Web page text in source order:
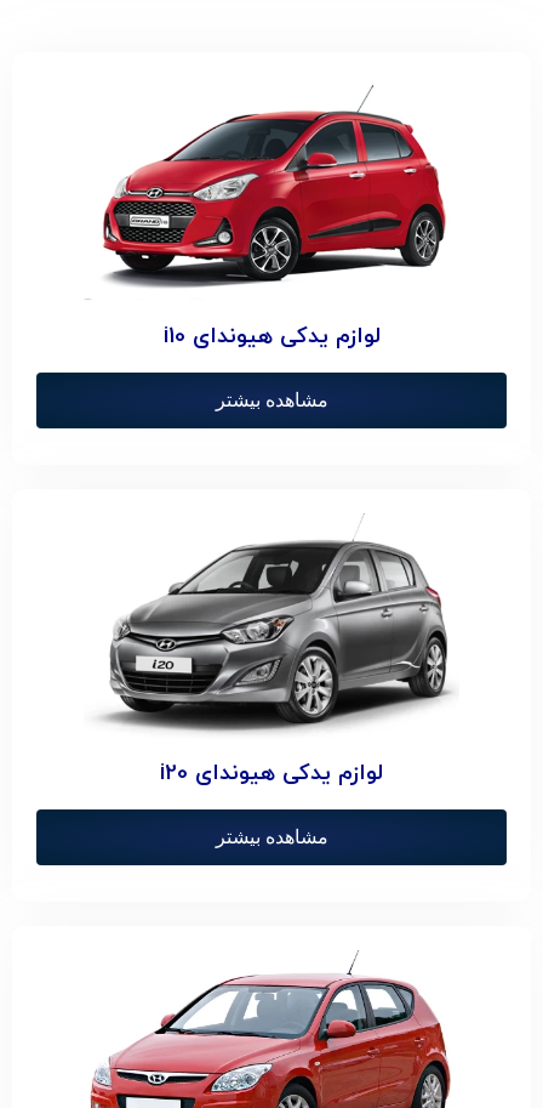
لوازم یدکی هیوندای i10
مشاهده بیشتر
لوازم یدکی هیوندای i20
مشاهده بیشتر